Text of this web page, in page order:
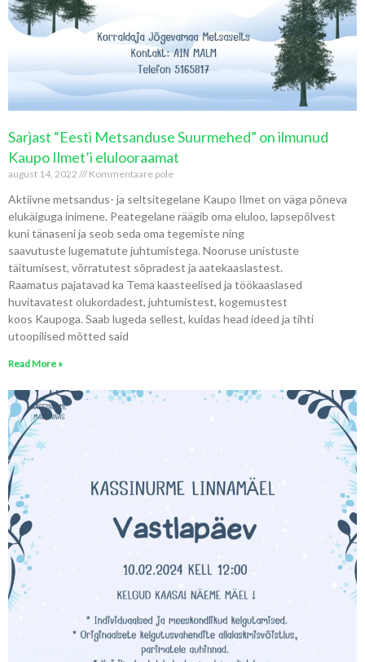
Sarjast “Eesti Metsanduse Suurmehed” on ilmunud
Kaupo Ilmet’i elulooraamat
august 14, 2022 Kommentaare pole
Aktiivne metsandus- ja seltsitegelane Kaupo Ilmet on väga põneva
elukäiguga inimene. Peategelane räägib oma eluloo, lapsepõlvest
kuni tänaseni ja seob seda oma tegemiste ning
saavutuste lugematute juhtumistega. Nooruse unistuste
täitumisest, võrratutest sõpradest ja aatekaaslastest.
Raamatus pajatavad ka Tema kaasteelised ja töökaaslased
huvitavatest olukordadest, juhtumistest, kogemustest
koos Kaupoga. Saab lugeda sellest, kuidas head ideed ja tihti
utoopilised mõtted said
Read More »